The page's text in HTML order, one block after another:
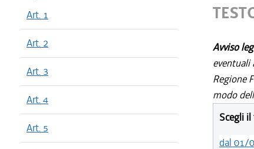
Art. 1
Art. 2
Art. 3
Art. 4
Art. 5
Avviso
eventuali
Regione
modo
Scegli
dal 01/